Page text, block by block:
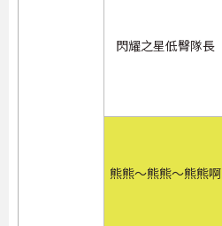
閃耀之星低臀隊長
熊熊～熊熊～熊熊啊